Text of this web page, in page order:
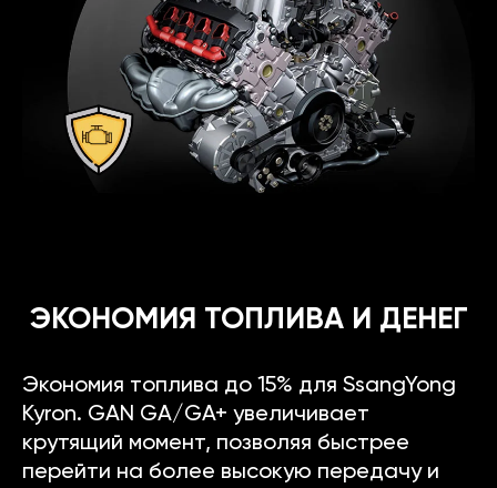
ЭКОНОМИЯ ТОПЛИВА И ДЕНЕГ
Экономия топлива до 15% для SsangYong
Kyron. GAN GA/GA+ увеличивает
крутящий момент, позволяя быстрее
перейти на более высокую передачу и